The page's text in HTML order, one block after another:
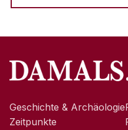
Geschichte & Archäologie
Zeitpunkte